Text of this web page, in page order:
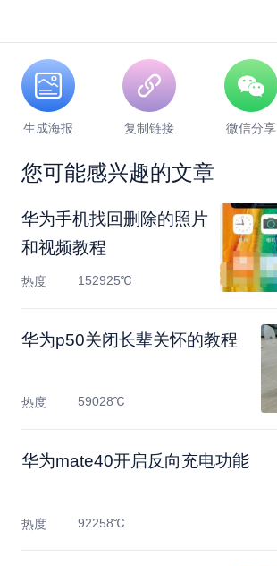
生成海报 复制链接 微信分享
您可能感兴趣的文章
华为手机找回删除的照片
和视频教程
热度 152925℃
​华为p50关闭长辈关怀的教程
热度 59028℃
华为mate40开启反向充电功能
热度 92258℃